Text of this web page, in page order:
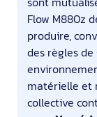
Flow M880z
produire,
des règles
matérielle et
collective